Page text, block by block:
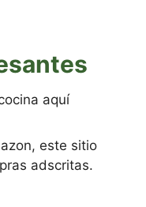
aquí
este sitio
adscritas.